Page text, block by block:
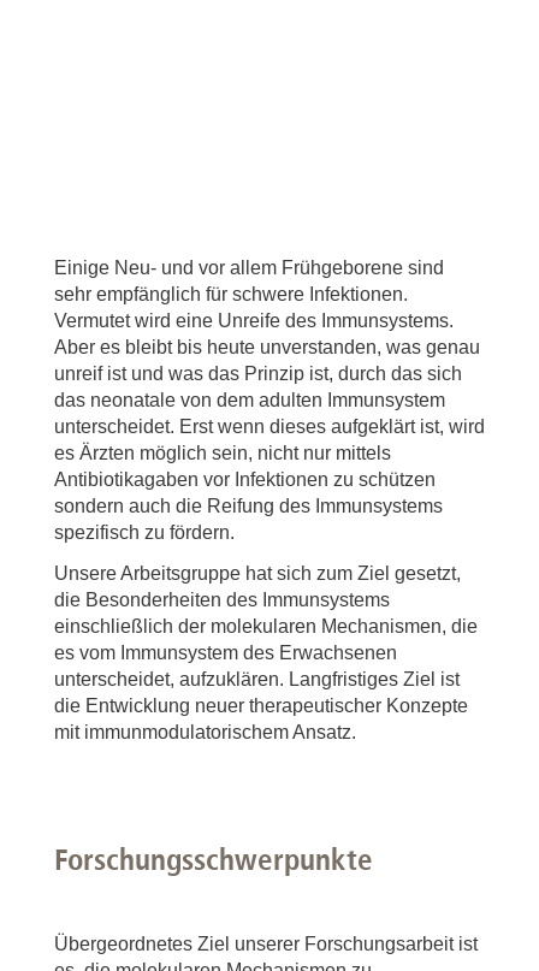
Einige Neu- und vor allem Frühgeborene sind
sehr empfänglich für schwere Infektionen.
Vermutet wird eine Unreife des Immunsystems.
Aber es bleibt bis heute unverstanden, was genau
unreif ist und was das Prinzip ist, durch das sich
das neonatale von dem adulten Immunsystem
unterscheidet. Erst wenn dieses aufgeklärt ist, wird
es Ärzten möglich sein, nicht nur mittels
Antibiotikagaben vor Infektionen zu schützen
sondern auch die Reifung des Immunsystems
spezifisch zu fördern.
Unsere Arbeitsgruppe hat sich zum Ziel gesetzt,
die Besonderheiten des Immunsystems
einschließlich der molekularen Mechanismen, die
es vom Immunsystem des Erwachsenen
unterscheidet, aufzuklären. Langfristiges Ziel ist
die Entwicklung neuer therapeutischer Konzepte
mit immunmodulatorischem Ansatz.
Forschungsschwerpunkte
Übergeordnetes Ziel unserer Forschungsarbeit ist